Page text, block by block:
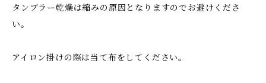
タンブラー乾燥は縮みの原因となりますのでお避けくださ
い。
アイロン掛けの際は当て布をしてください。